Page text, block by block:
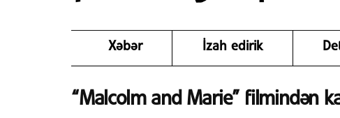
Xəbər İzah edirik
“Malcolm and Marie” filmindən